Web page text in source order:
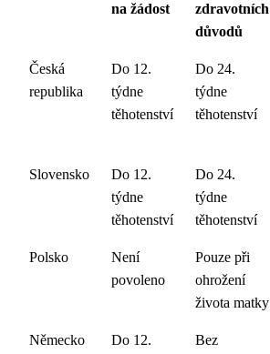
na žádost
zdravotních
důvodů
Česká
republika
Do 12.
týdne
těhotenství
Do 24.
týdne
těhotenství
Slovensko
Do 12.
týdne
těhotenství
Do 24.
týdne
těhotenství
Polsko
Není
povoleno
Pouze při
ohrožení
života matky
Německo
Do 12.
Bez